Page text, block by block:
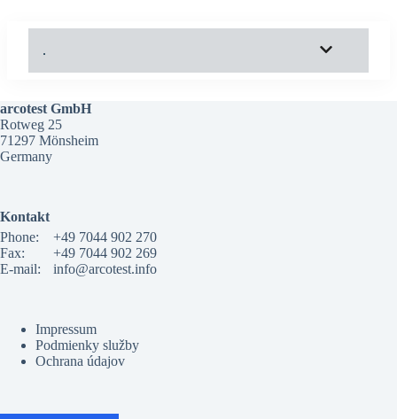
.
arcotest GmbH
Rotweg 25
71297 Mönsheim
Germany
Kontakt
Phone:
+49 7044 902 270
Fax:
+49 7044 902 269
E-mail:
info@arcotest.info
Impressum
Podmienky služby
Ochrana údajov